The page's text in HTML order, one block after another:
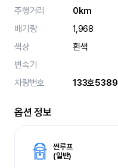
주행거리
0km
배기량
1,968
색상
흰색
변속기
차량번호
133호5389
옵션 정보
썬루프
(일반)